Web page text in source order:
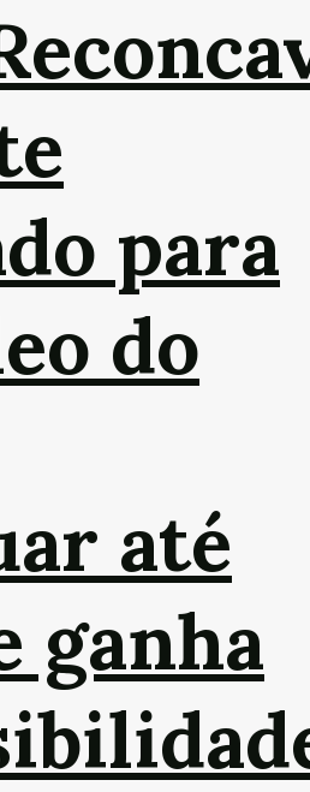
para
do
até
ganha